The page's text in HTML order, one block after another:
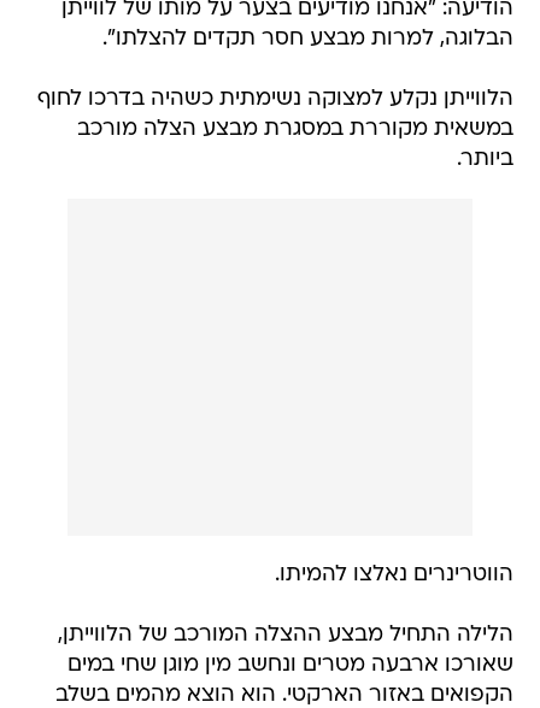
הודיעה: "אנחנו מודיעים בצער על מותו של לווייתן
הבלוגה, למרות מבצע חסר תקדים להצלתו".
הלווייתן נקלע למצוקה נשימתית כשהיה בדרכו לחוף
במשאית מקוררת במסגרת מבצע הצלה מורכב
ביותר.
הווטרינרים נאלצו להמיתו.
הלילה התחיל מבצע ההצלה המורכב של הלווייתן,
שאורכו ארבעה מטרים ונחשב מין מוגן שחי במים
הקפואים באזור הארקטי. הוא הוצא מהמים בשלב